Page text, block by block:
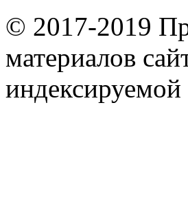
© 2017-2019
материалов